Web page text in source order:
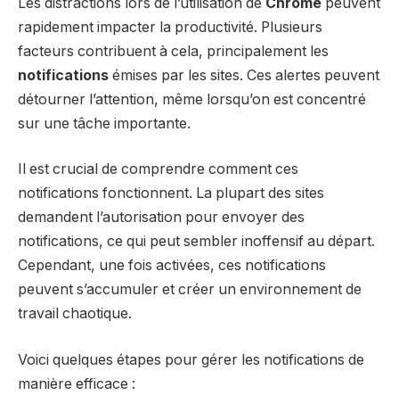
rapidement impacter la productivité. Plusieurs
facteurs contribuent à cela, principalement les
notifications émises par les sites. Ces alertes peuvent
détourner l’attention, même lorsqu’on est concentré
sur une tâche importante.
Il est crucial de comprendre comment ces
notifications fonctionnent. La plupart des sites
demandent l’autorisation pour envoyer des
notifications, ce qui peut sembler inoffensif au départ.
Cependant, une fois activées, ces notifications
peuvent s’accumuler et créer un environnement de
travail chaotique.
Voici quelques étapes pour gérer les notifications de
manière efficace :